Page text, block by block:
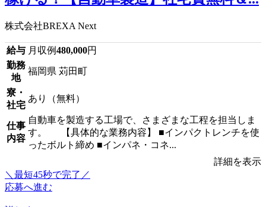
株式会社BREXA Next
給与 月収例480,000円
勤務
地
福岡県 苅田町
寮・
社宅
あり（無料）
仕事
内容
自動車を製造する工場で、さまざまな工程を担当しま
す。 【具体的な業務内容】 ■インパクトレンチを使
ったボルト締め ■インパネ・コネ...
詳細を表示
＼最短45秒で完了／
応募へ進む